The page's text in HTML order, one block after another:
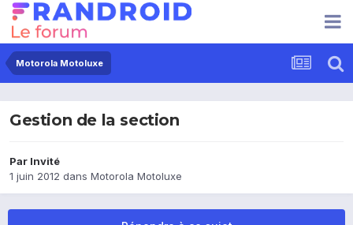
Motorola Motoluxe
Gestion de la section
Par Invité
1 juin 2012 dans Motorola Motoluxe